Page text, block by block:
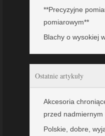
**Precyzyjne
pomiarowym**
Blachy o wysokiej
Ostatnie artykuły
Akcesoria
przed nadmiernym
Polskie, dobre,